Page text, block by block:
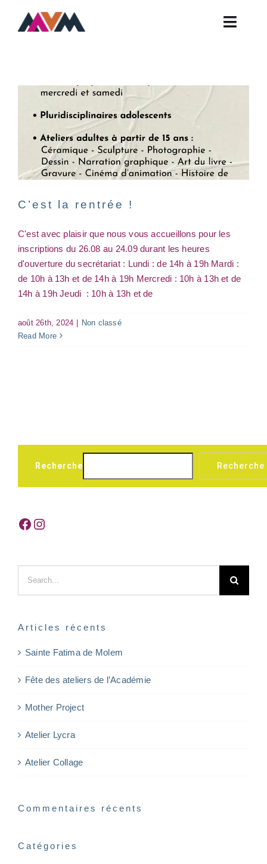
Toggle
Contact
FAQ
Horaires
Infos Pratiques
Présentation
C’est la rentrée !
C'est avec plaisir que nous vous accueillons pour les
inscriptions du 26.08 au 24.09 durant les heures
d'ouverture du secrétariat : Lundi : de 14h à 19h Mardi :
de 10h à 13h et de 14h à 19h Mercredi : 10h à 13h et de
14h à 19h Jeudi : 10h à 13h et de
août 26th, 2024
Non classé
Read More
Recherche Recherche
Articles récents
Sainte Fatima de Molem
Fête des ateliers de l’Académie
Mother Project
Atelier Lycra
Atelier Collage
Commentaires récents
Catégories